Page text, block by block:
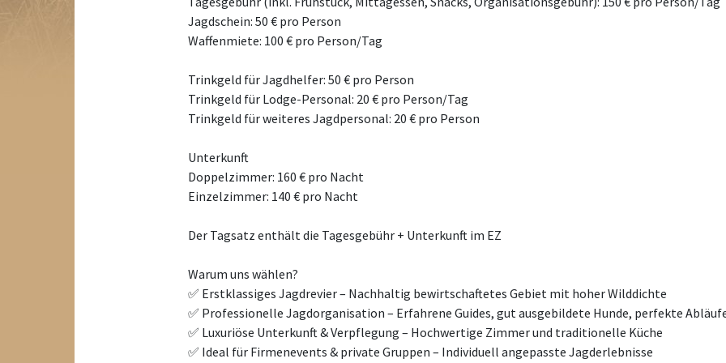
Jagdschein: 50 € pro Person
Waffenmiete: 100 € pro Person/Tag
Trinkgeld für Jagdhelfer: 50 € pro Person
Trinkgeld für Lodge-Personal: 20 € pro Person/Tag
Trinkgeld für weiteres Jagdpersonal: 20 € pro Person
Unterkunft
Doppelzimmer: 160 € pro Nacht
Einzelzimmer: 140 € pro Nacht
Der Tagsatz enthält die Tagesgebühr + Unterkunft im EZ
Warum uns wählen?
✅ Erstklassiges Jagdrevier – Nachhaltig bewirtschaftetes Gebiet mit hoher Wilddichte
✅ Professionelle Jagdorganisation – Erfahrene Guides, gut ausgebildete Hunde, perfekte
✅ Luxuriöse Unterkunft & Verpflegung – Hochwertige Zimmer und traditionelle Küche
✅ Ideal für Firmenevents & private Gruppen – Individuell angepasste Jagderlebnisse